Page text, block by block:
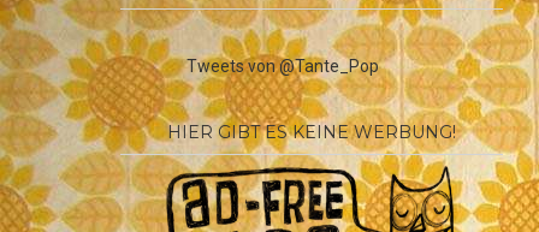
Tweets von @Tante_Pop
HIER GIBT ES KEINE WERBUNG!